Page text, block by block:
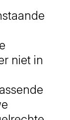
niet in